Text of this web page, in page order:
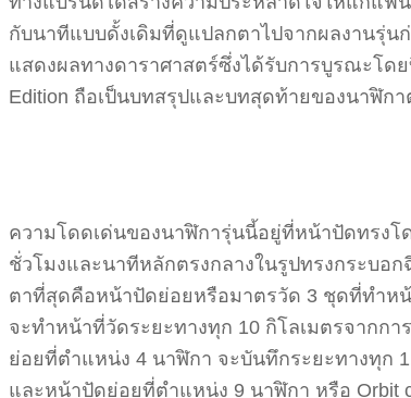
กับนาทีแบบดั้งเดิมที่ดูแปลกตาไปจากผลงานรุ่
แสดงผลทางดาราศาสตร์ซึ่งได้รับการบูรณะโดย
Edition ถือเป็นบทสรุปและบทสุดท้ายของนาฬิก
ความโดดเด่นของนาฬิการุ่นนี้อยู่ที่หน้าปัดทรง
ชั่วโมงและนาทีหลักตรงกลางในรูปทรงกระบอ
ตาที่สุดคือหน้าปัดย่อยหรือมาตรวัด 3 ชุดที่ทำห
จะทำหน้าที่วัดระยะทางทุก 10 กิโลเมตรจากก
ย่อยที่ตำแหน่ง 4 นาฬิกา จะบันทึกระยะทางทุก
และหน้าปัดย่อยที่ตำแหน่ง 9 นาฬิกา หรือ Orbit